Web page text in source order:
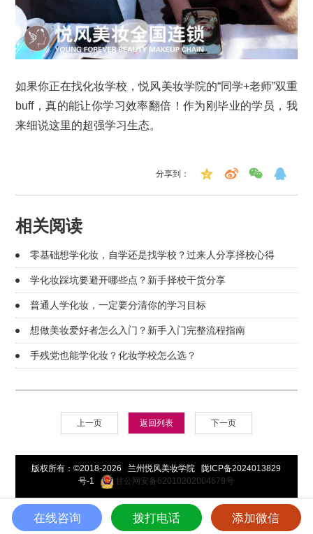
如果你正在找化妆学校，悦风美妆学院的“同学+老师”双重
buff，真的能让你学习效率翻倍！作为刚毕业的学员，我
来细说这里的超强学习生态。
分享到：
相关阅读
零基础想学化妆，自学还是找学校？过来人分享择校心得
学化妆踩坑要避开哪些点？新手择校干货分享
普通人学化妆，一定要分清你的学习目标
想做美妆爱好者怎么入门？新手入门完整流程指南
手残党也能学化妆？化妆学校怎么选？
上一页 返回列表 下一页
版权所有：©2018-2026 兰州悦风美妆学院陇ICP备2024013829
号-1
甘公网安备62010202004679号
在线咨询 拨打电话 添加微信